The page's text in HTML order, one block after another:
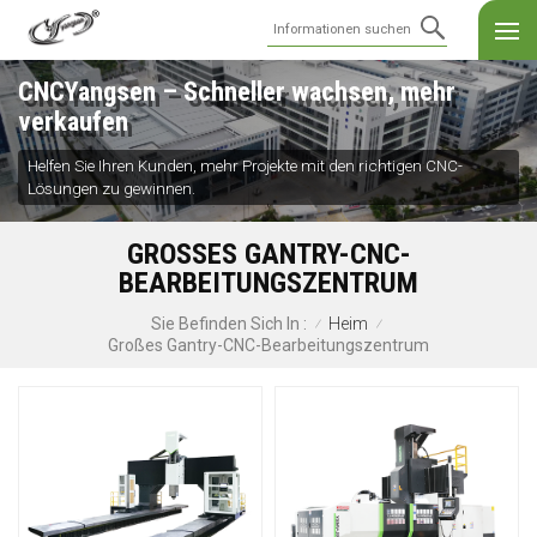
CNCYangsen – Schneller wachsen, mehr
verkaufen
Helfen Sie Ihren Kunden, mehr Projekte mit den richtigen CNC-
Lösungen zu gewinnen.
GROSSES GANTRY-CNC-B
EARBEITUNGSZENTRUM
Sie Befinden Sich In : / Heim /
Großes Gantry-CNC-Bearbeitungszentrum